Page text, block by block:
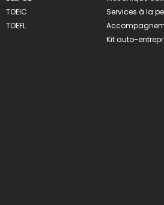
TOEIC
TOEFL
Services à la
Kit auto-